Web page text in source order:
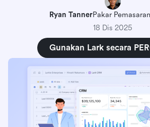
Ryan TannerPakar
18 Dis 2025
Gunakan Lark secara